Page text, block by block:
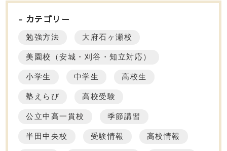
カテゴリー
勉強方法 大府石ヶ瀬校
美園校（安城・刈谷・知立対応）
小学生 中学生 高校生
塾えらび 高校受験
公立中高一貫校 季節講習
半田中央校 受験情報 高校情報